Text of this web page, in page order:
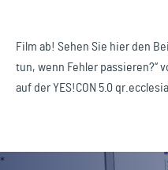
Film ab! Sehen Sie hier den
tun, wenn Fehler passieren?“
auf der YES!CON 5.0